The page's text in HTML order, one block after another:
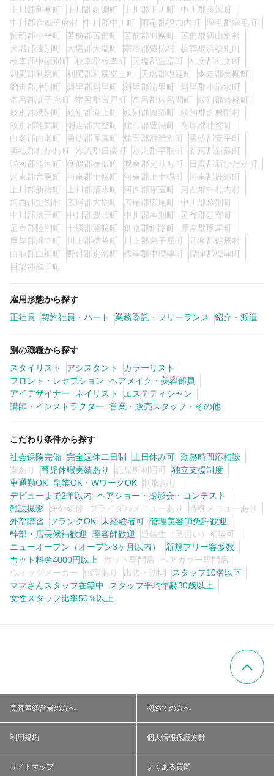
上川郡和寒町
上川郡剣淵町 上川郡下川町
中川郡美深町
中川郡音威子府村
中川郡中川町 雨竜郡幌加内町
増毛郡増毛町
留萌郡小平町
苫前郡苫前町 苫前郡羽幌町
苫前郡初山別村
天塩郡遠別町
天塩郡天塩町 宗谷郡猿払村
枝幸郡浜頓別町
枝幸郡中頓別町
枝幸郡枝幸町 天塩郡豊富町
礼文郡礼文町
利尻郡利尻町
利尻郡利尻富士町 天塩郡幌延町
網走郡美幌町
網走郡津別町
斜里郡斜里町 斜里郡清里町
斜里郡小清水町
常呂郡訓子府町
常呂郡置戸町 常呂郡佐呂間町
紋別郡遠軽町
紋別郡湧別町
紋別郡滝上町 紋別郡興部町
紋別郡西興部村
紋別郡雄武町
網走郡大空町 虻田郡豊浦町
有珠郡壮瞥町
白老郡白老町
勇払郡厚真町 虻田郡洞爺湖町
勇払郡安平町
勇払郡むかわ町
沙流郡日高町 沙流郡平取町
新冠郡新冠町
浦河郡浦河町
様似郡様似町 幌泉郡えりも町
日高郡新ひだか町
河東郡音更町
河東郡士幌町 河東郡上士幌町
河東郡鹿追町
上川郡新得町
上川郡清水町 河西郡芽室町
河西郡中札内村
河西郡更別村
広尾郡大樹町 広尾郡広尾町
中川郡幕別町
中川郡池田町
中川郡豊頃町 中川郡本別町
足寄郡足寄町
足寄郡陸別町
十勝郡浦幌町 釧路郡釧路町
厚岸郡厚岸町
厚岸郡浜中町
川上郡標茶町 川上郡弟子屈町
阿寒郡鶴居村
白糠郡白糠町
野付郡別海町 標津郡中標津町
標津郡標津町
目梨郡羅臼町
雇用形態から探す
正社員
契約社員・パート 業務委託・フリーランス 紹介・派遣
別の職種から探す
スタイリスト
アシスタント
カラーリスト
フロント・レセプション
ヘアメイク・美容部員
アイデザイナー
ネイリスト
エステティシャン
講師・インストラクター
営業・販売スタッフ・その他
こだわり条件から探す
社会保険完備
完全週休二日制 土日休み可 勤務時間応相談
寮あり
育児休暇実績あり 託児所利用可
独立支援制度
車通勤OK 副業OK・WワークOK 制服あり
デビューまで2年以内
ヘアショー・撮影会・コンテスト
雑誌撮影 海外研修 ブライダルメニューあり
特殊メニューあり
外部講習
ブランクOK 未経験者可 管理美容師免許歓迎
幹部・店長候補歓迎
理容師歓迎
通信生（見習い）相談可
ニューオープン（オープン3ヶ月以内）
新規フリー客多数
カット料金4000円以上
カット専門店
ヘアカラー専門店
ウィッグメーカー
個室あり 出張・訪問
スタッフ10名以下
ママさんスタッフ在籍中
スタッフ平均年齢30歳以上
女性スタッフ比率50％以上
美容室経営者の方へ 初めての方へ
利用規約 個人情報保護方針
サイトマップ よくある質問